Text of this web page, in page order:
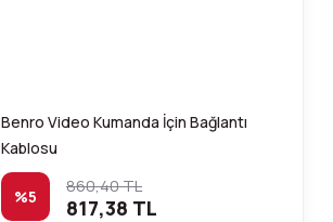
Benro Video Kumanda İçin Bağlantı
Kablosu
%5 860,40 TL
817,38 TL